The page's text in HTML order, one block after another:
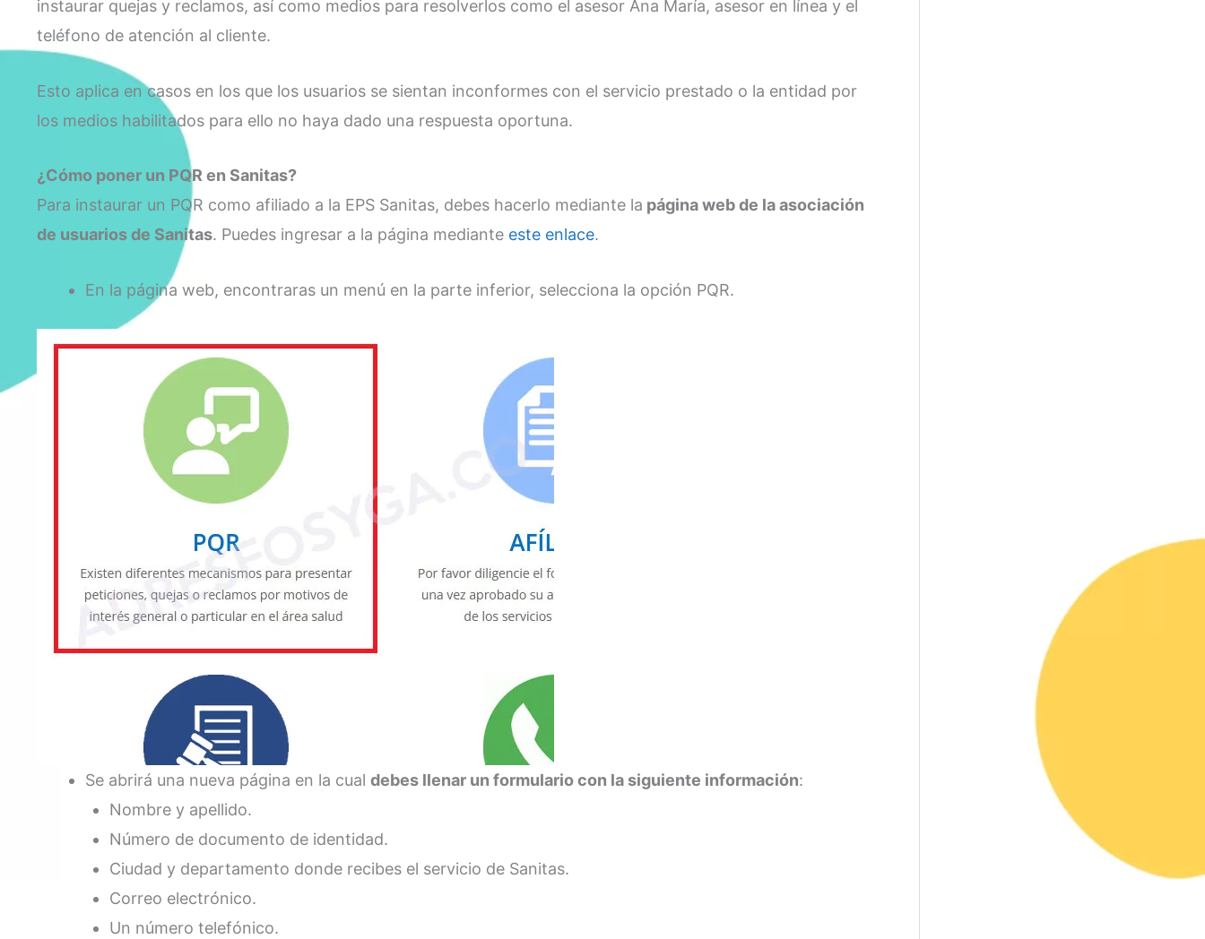
instaurar quejas y reclamos, así como medios para resolverlos como el asesor Ana María, asesor en línea y el
teléfono de atención al cliente.
Esto aplica en casos en los que los usuarios se sientan inconformes con el servicio prestado o la entidad por
los medios habilitados para ello no haya dado una respuesta oportuna.
¿Cómo poner un PQR en Sanitas?
Para instaurar un PQR como afiliado a la EPS Sanitas, debes hacerlo mediante la página web de la asociación
de usuarios de Sanitas. Puedes ingresar a la página mediante este enlace.
En la página web, encontraras un menú en la parte inferior, selecciona la opción PQR.
Se abrirá una nueva página en la cual debes llenar un formulario con la siguiente información:
Nombre y apellido.
Número de documento de identidad.
Ciudad y departamento donde recibes el servicio de Sanitas.
Correo electrónico.
Un número telefónico.